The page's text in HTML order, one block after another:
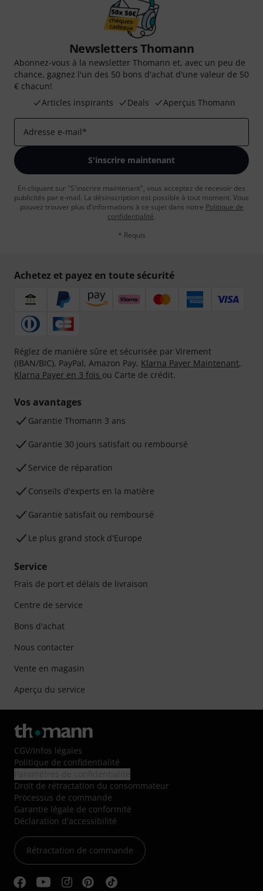
Newsletters Thomann
Abonnez-vous à la newsletter Thomann et, avec un peu de
chance, gagnez l'un des 50 bons d'achat d'une valeur de 50
€ chacun!
Articles inspirants
Deals Aperçus Thomann
Adresse e-mail*
S'inscrire maintenant
En cliquant sur "S'inscrire maintenant", vous acceptez de recevoir des
publicités par e-mail. La désinscription est possible à tout moment. Vous
pouvez trouver plus d'informations à ce sujet dans notre Politique de
confidentialité.
* Requis
Achetez et payez en toute sécurité
Réglez de manière sûre et sécurisée par Virement
(IBAN/BIC), PayPal, Amazon Pay, Klarna Payer Maintenant,
Klarna Payer en 3 fois ou Carte de crédit.
Vos avantages
Ga­ran­tie Thomann 3 ans
Garantie 30 jours satisfait ou remboursé
Service de réparation
Conseils d'experts en la matière
Garantie satisfait ou remboursé
Le plus grand stock d'Europe
Service
Frais de port et délais de livraison
Centre de service
Bons d'achat
Nous contacter
Vente en magasin
Aperçu du service
CGV/Infos légales
Politique de confidentialité
Droit de rétractation du consommateur
Processus de commande
Garantie légale de conformité
Déclaration d'accessibilité
Rétractation de commande